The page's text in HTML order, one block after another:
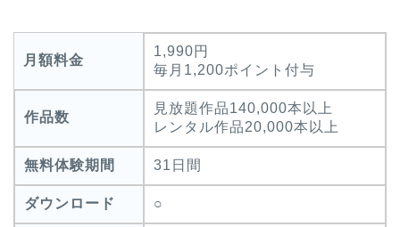
月額料金
1,990円
毎月1,200ポイント付与
作品数
見放題作品140,000本以上
レンタル作品20,000本以上
無料体験期間 31日間
ダウンロード ○